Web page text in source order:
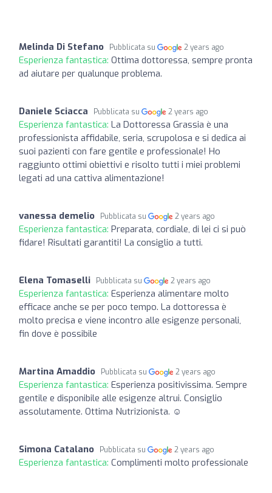
Melinda Di Stefano Pubblicata su 2 years ago
Esperienza fantastica: Ottima dottoressa, sempre pronta
ad aiutare per qualunque problema.
Daniele Sciacca Pubblicata su 2 years ago
Esperienza fantastica: La Dottoressa Grassia è una
professionista affidabile, seria, scrupolosa e si dedica ai
suoi pazienti con fare gentile e professionale! Ho
raggiunto ottimi obiettivi e risolto tutti i miei problemi
legati ad una cattiva alimentazione!
vanessa demelio Pubblicata su 2 years ago
Esperienza fantastica: Preparata, cordiale, di lei ci si può
fidare! Risultati garantiti! La consiglio a tutti.
Elena Tomaselli Pubblicata su 2 years ago
Esperienza fantastica: Esperienza alimentare molto
efficace anche se per poco tempo. La dottoressa è
molto precisa e viene incontro alle esigenze personali,
fin dove è possibile
Martina Amaddio Pubblicata su 2 years ago
Esperienza fantastica: Esperienza positivissima. Sempre
gentile e disponibile alle esigenze altrui. Consiglio
assolutamente. Ottima Nutrizionista. ☺️
Simona Catalano Pubblicata su 2 years ago
Esperienza fantastica: Complimenti molto professionale